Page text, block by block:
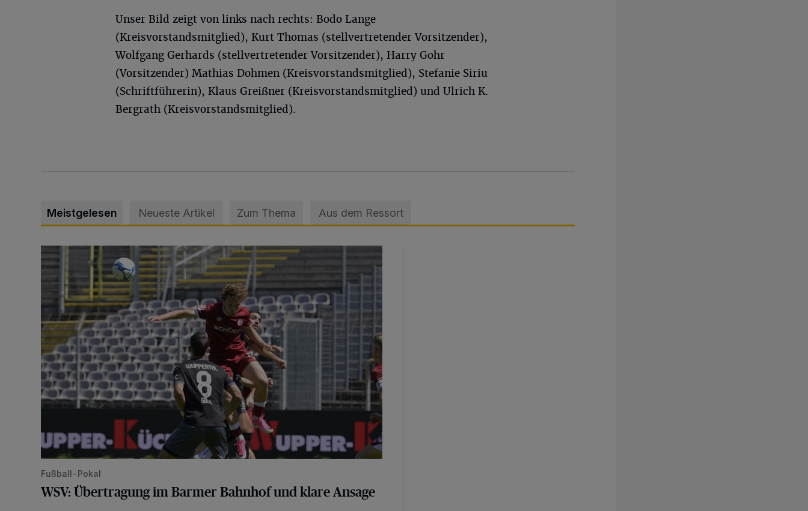
Unser Bild zeigt von links nach rechts: Bodo Lange
(Kreisvorstandsmitglied), Kurt Thomas (stellvertretender Vorsitzender),
Wolfgang Gerhards (stellvertretender Vorsitzender), Harry Gohr
(Vorsitzender) Mathias Dohmen (Kreisvorstandsmitglied), Stefanie Siriu
(Schriftführerin), Klaus Greißner (Kreisvorstandsmitglied) und Ulrich K.
Bergrath (Kreisvorstandsmitglied).
Meistgelesen Neueste Artikel Zum Thema Aus dem Ressort
WSV: Übertragung im Barmer Bahnhof und klare Ansage
Fußball-Pokal
WSV: Übertragung im Barmer Bahnhof und klare Ansage